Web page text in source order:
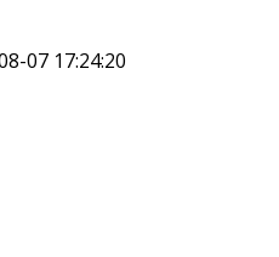
07 17:24:20